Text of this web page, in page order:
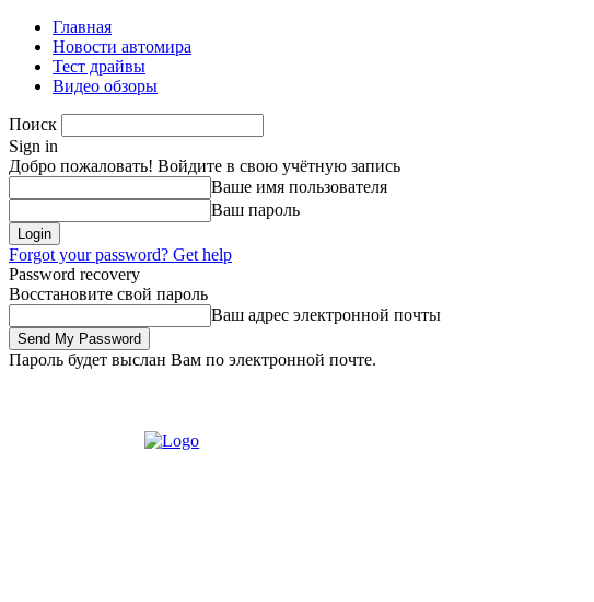
Главная
Новости автомира
Тест драйвы
Видео обзоры
Поиск
Sign in
Добро пожаловать! Войдите в свою учётную запись
Ваше имя пользователя
Ваш пароль
Forgot your password? Get help
Password recovery
Восстановите свой пароль
Ваш адрес электронной почты
Пароль будет выслан Вам по электронной почте.